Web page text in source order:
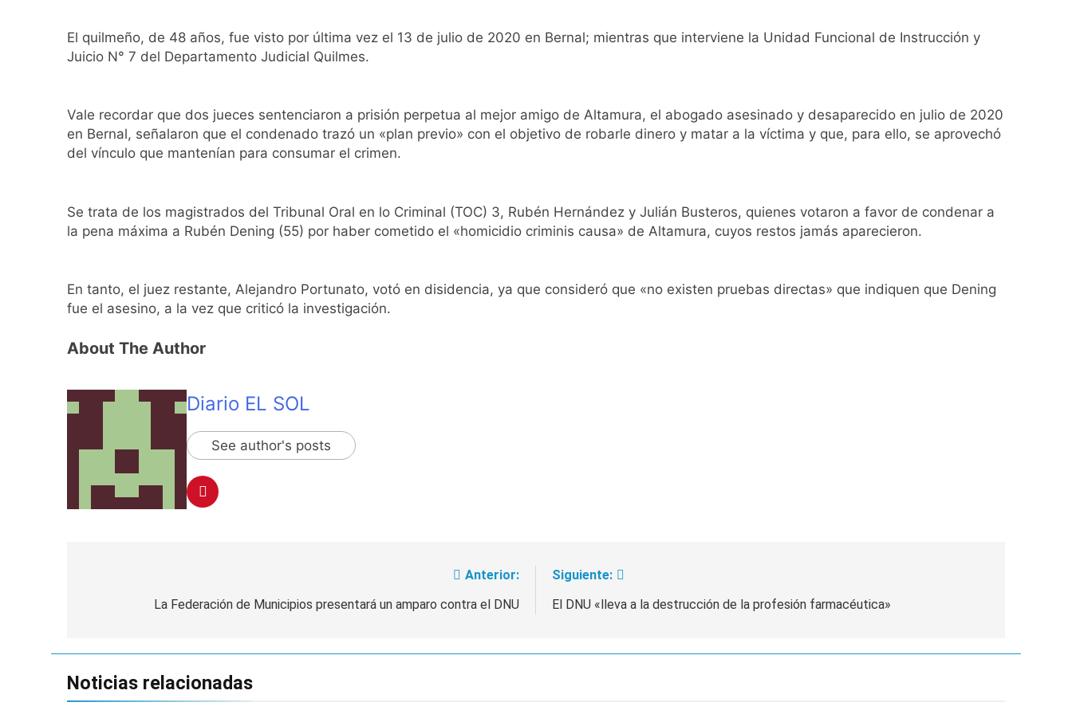
23 Horas Atrás
Veteranos de Guerra capacitan a agentes municipales de Quilmes en la causa Malvinas
23 Horas Atrás
Siguen avanzando las intervenciones hídricas en Berazategui y Quilmes
24 Horas Atrás
Las vacaciones de invierno se disfrutaron en familia
1 Día Atrás
Vozinha fue presentado como nuevo refuerzo de Colo Colo y promete dar pelea por el arco
1 Día Atrás
El quilmeño, de 48 años, fue visto por última vez el 13 de julio de 2020 en Bernal; mientras que interviene la Unidad Funcional de Instrucción y
Juicio N° 7 del Departamento Judicial Quilmes.
Vale recordar que dos jueces sentenciaron a prisión perpetua al mejor amigo de Altamura, el abogado asesinado y desaparecido en julio de 2020
en Bernal, señalaron que el condenado trazó un «plan previo» con el objetivo de robarle dinero y matar a la víctima y que, para ello, se aprovechó
del vínculo que mantenían para consumar el crimen.
Se trata de los magistrados del Tribunal Oral en lo Criminal (TOC) 3, Rubén Hernández y Julián Busteros, quienes votaron a favor de condenar a
la pena máxima a Rubén Dening (55) por haber cometido el «homicidio criminis causa» de Altamura, cuyos restos jamás aparecieron.
En tanto, el juez restante, Alejandro Portunato, votó en disidencia, ya que consideró que «no existen pruebas directas» que indiquen que Dening
fue el asesino, a la vez que criticó la investigación.
About The Author
Diario EL SOL
See author's posts
Anterior:
La Federación de Municipios presentará un amparo contra el DNU
Siguiente:
El DNU «lleva a la destrucción de la profesión farmacéutica»
Noticias relacionadas